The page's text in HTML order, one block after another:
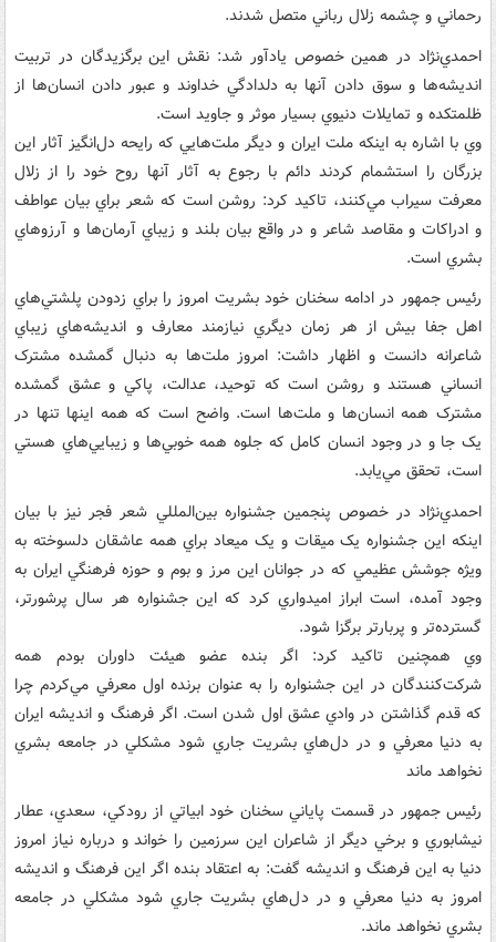
رحماني و چشمه زلال رباني متصل شدند.
احمدي‌نژاد در همين خصوص يادآور شد: نقش اين برگزيدگان در تربيت
انديشه‌ها و سوق دادن آنها به دلدادگي خداوند و عبور دادن انسان‌ها از
ظلمتکده و تمايلات دنيوي بسيار موثر و جاويد است.
وي با اشاره به اينکه ملت ايران و ديگر ملت‌هايي که رايحه د‌ل‌انگيز آثار اين
بزرگان را استشمام کردند دائم با رجوع به آثار آنها روح خود را از زلال
معرفت سيراب مي‌کنند، تاکيد کرد: روشن است که شعر براي بيان عواطف
و ادراکات و مقاصد شاعر و در واقع بيان بلند و زيباي آرمان‌ها و آرزوهاي
بشري است.
رئيس جمهور در ادامه سخنان خود بشريت امروز را براي زدودن پلشتي‌هاي
اهل جفا بيش از هر زمان ديگري نيازمند معارف و انديشه‌هاي زيباي
شاعرانه دانست و اظهار داشت: امروز ملت‌ها به دنبال گمشده مشترک
انساني هستند و روشن است که توحيد، عدالت، پاکي و عشق گمشده
مشترک همه انسان‌ها و ملت‌ها است. واضح است که همه اينها تنها در
يک جا و در وجود انسان کامل که جلوه همه خوبي‌ها و زيبايي‌هاي هستي
است، تحقق مي‌يابد.
احمدي‌نژاد در خصوص پنجمين جشنواره بين‌المللي شعر فجر نيز با بيان
اينکه اين جشنواره يک ميقات و يک ميعاد براي همه عاشقان دلسوخته به
ويژه جوشش عظيمي که در جوانان اين مرز و بوم و حوزه فرهنگي ايران به
وجود آمده، است ابراز اميدواري کرد که اين جشنواره هر سال پرشورتر،
گسترده‌تر و پربارتر برگزا شود.
وي همچنين تاکيد کرد: اگر بنده عضو هيئت داوران بودم همه
شرکت‌کنندگان در اين جشنواره را به عنوان برنده اول معرفي مي‌کردم چرا
که قدم گذاشتن در وادي عشق اول شدن است. اگر فرهنگ و انديشه ايران
به دنيا معرفي و در دل‌هاي بشريت جاري شود مشکلي در جامعه بشري
نخواهد ماند
رئيس جمهور در قسمت پاياني سخنان خود ابياتي از رودکي، سعدي، عطار
نيشابوري و برخي ديگر از شاعران اين سرزمين را خواند و درباره نياز امروز
دنيا به اين فرهنگ و انديشه گفت: به اعتقاد بنده اگر اين فرهنگ و انديشه
امروز به دنيا معرفي و در دل‌هاي بشريت جاري شود مشکلي در جامعه
بشري نخواهد ماند.